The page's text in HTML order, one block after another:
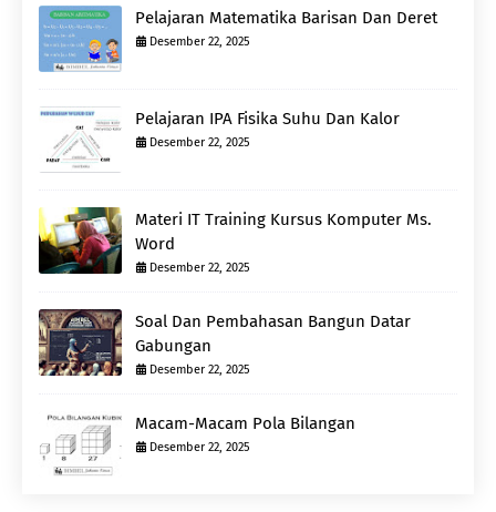
Pelajaran Matematika Barisan Dan Deret
Desember 22, 2025
Pelajaran IPA Fisika Suhu Dan Kalor
Desember 22, 2025
Materi IT Training Kursus Komputer Ms.
Word
Desember 22, 2025
Soal Dan Pembahasan Bangun Datar
Gabungan
Desember 22, 2025
Macam-Macam Pola Bilangan
Desember 22, 2025